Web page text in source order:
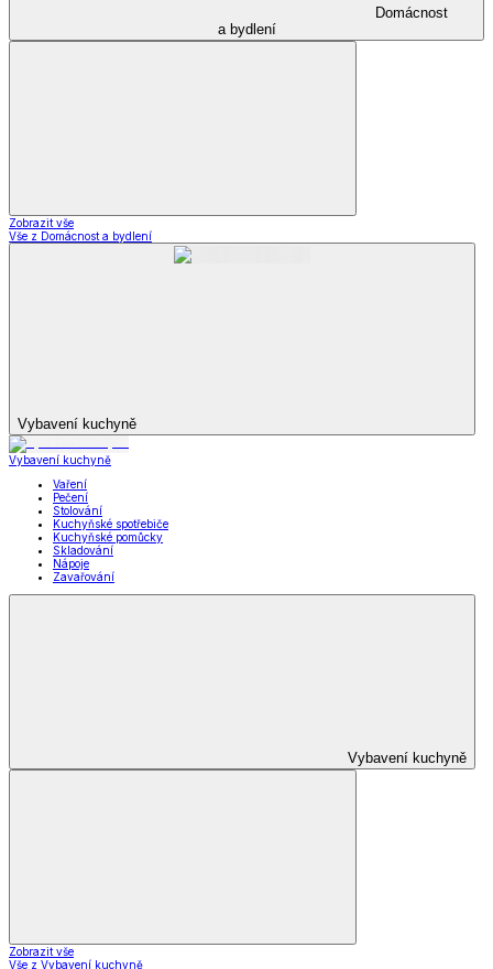
Domácnost
a bydlení
Zobrazit vše
Vše z Domácnost a bydlení
Vybavení kuchyně
Vybavení kuchyně
Vaření
Pečení
Stolování
Kuchyňské spotřebiče
Kuchyňské pomůcky
Skladování
Nápoje
Zavařování
Vybavení kuchyně
Zobrazit vše
Vše z Vybavení kuchyně